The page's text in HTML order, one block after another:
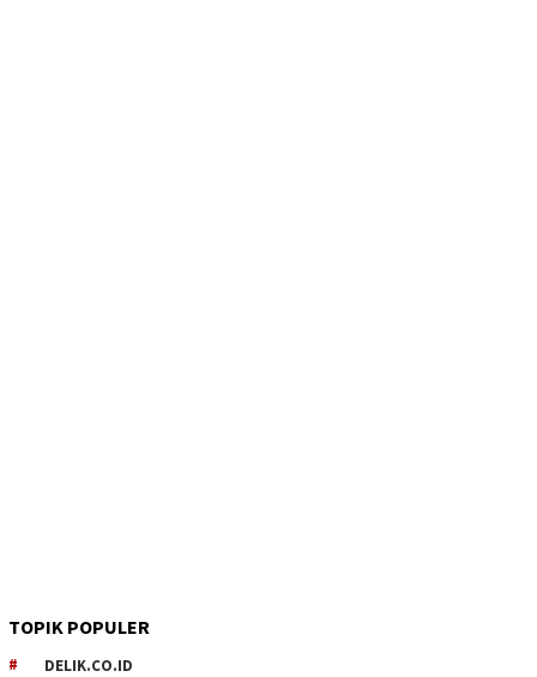
TOPIK POPULER
DELIK.CO.ID